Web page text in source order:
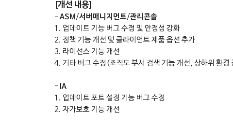
[개선 내용]
- ASM /서버매니지먼트/관리콘솔
1. 업데이트 기능 버그 수정 및 안정성 강화
2. 정책 기능 개선 및 클라이언트 제품 옵션 추가
3. 라이선스 기능 개선
4. 기타 버그 수정(조직도 부서 검색 기능 개선, 상하위 환경
- IA
1. 업데이트 포트 설정 기능 버그 수정
2. 자가보호 기능 개선